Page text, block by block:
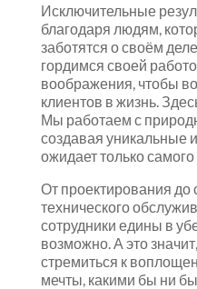
Исключительные
благодаря людям,
заботятся о своём
гордимся своей
воображения, чтобы
клиентов в жизнь.
Мы работаем с
создавая уникальные
ожидает только
От проектирования до
технического
сотрудники едины в
возможно. А это
стремиться к
мечты, какими бы ни